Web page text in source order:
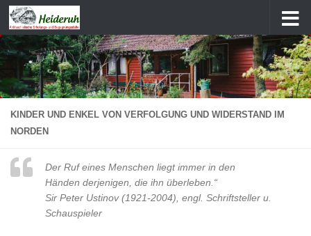
Zum Inhalt springen
KINDER UND ENKEL VON VERFOLGUNG UND WIDERSTAND IM
NORDEN
Der Ruf eines Menschen liegt immer in den
Händen derjenigen, die ihn überleben.“
Sir Peter Ustinov (1921-2004), engl. Schriftsteller u.
Schauspieler